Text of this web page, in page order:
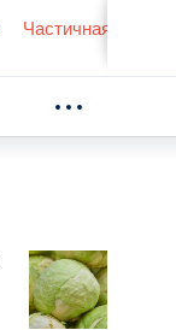
Частичная